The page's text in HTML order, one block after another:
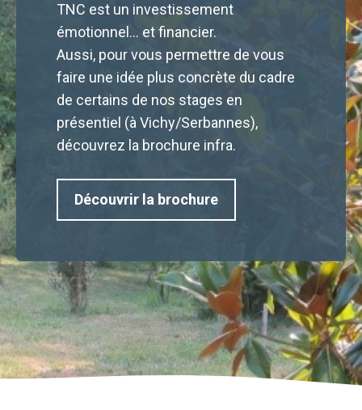
TNC est un investissement
émotionnel… et financier.
Aussi, pour vous permettre de vous
faire une idée plus concrète du cadre
de certains de nos stages en
présentiel (à Vichy/Serbannes),
découvrez la brochure infra.
Découvrir la brochure